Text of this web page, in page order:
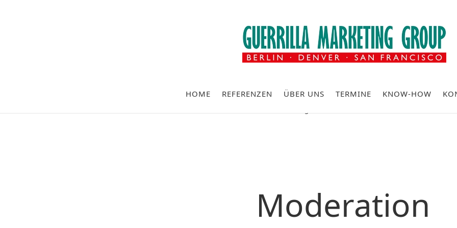
HOME REFERENZEN ÜBER UNS TERMINE KNOW-HOW
Moderation